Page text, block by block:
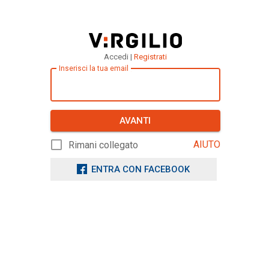
Accedi | Registrati
Inserisci la tua email
AVANTI
Rimani collegato AIUTO
ENTRA CON FACEBOOK